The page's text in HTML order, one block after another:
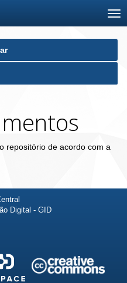
repositório de acordo com a
Digital - GID